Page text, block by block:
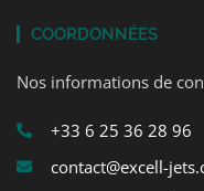
COORDONNÉES
Nos informations de
+33 6 25 36 28 96
contact@excell-